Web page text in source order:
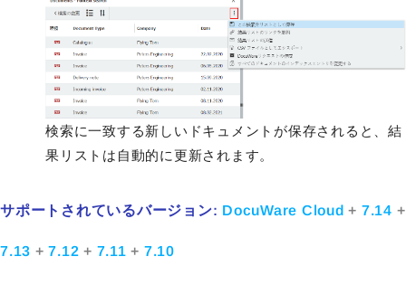
検索に一致する新しいドキュメントが保存されると、結
果リストは自動的に更新されます。
サポートされているバージョン: DocuWare Cloud+ 7.14 +
7.13 +7.12 + 7.11+ 7.10